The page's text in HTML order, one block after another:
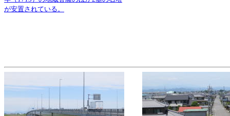
が安置されている。